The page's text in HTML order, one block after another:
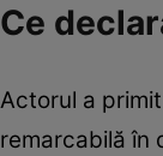
Ce
Actorul a
remarcabilă în